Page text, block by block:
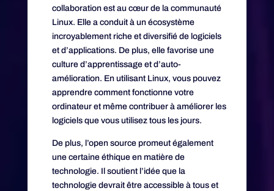
collaboration est au cœur de la communauté
Linux. Elle a conduit à un écosystème
incroyablement riche et diversifié de logiciels
et d’applications. De plus, elle favorise une
culture d’apprentissage et d’auto-
amélioration. En utilisant Linux, vous pouvez
apprendre comment fonctionne votre
ordinateur et même contribuer à améliorer les
logiciels que vous utilisez tous les jours.
De plus, l’open source promeut également
une certaine éthique en matière de
technologie. Il soutient l’idée que la
technologie devrait être accessible à tous et